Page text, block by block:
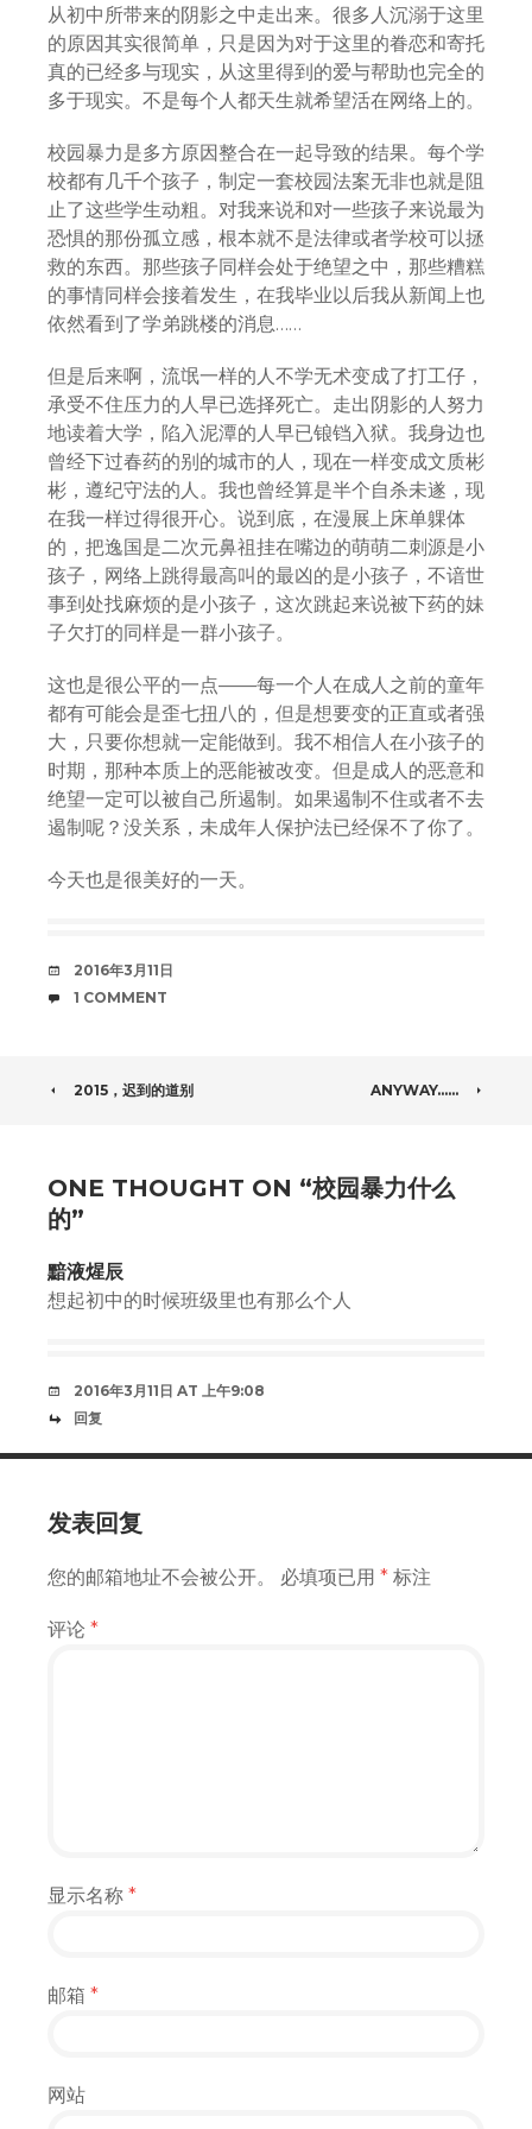
从初中所带来的阴影之中走出来。很多人沉溺于这里
的原因其实很简单，只是因为对于这里的眷恋和寄托
真的已经多与现实，从这里得到的爱与帮助也完全的
多于现实。不是每个人都天生就希望活在网络上的。
校园暴力是多方原因整合在一起导致的结果。每个学
校都有几千个孩子，制定一套校园法案无非也就是阻
止了这些学生动粗。对我来说和对一些孩子来说最为
恐惧的那份孤立感，根本就不是法律或者学校可以拯
救的东西。那些孩子同样会处于绝望之中，那些糟糕
的事情同样会接着发生，在我毕业以后我从新闻上也
依然看到了学弟跳楼的消息……
但是后来啊，流氓一样的人不学无术变成了打工仔，
承受不住压力的人早已选择死亡。走出阴影的人努力
地读着大学，陷入泥潭的人早已锒铛入狱。我身边也
曾经下过春药的别的城市的人，现在一样变成文质彬
彬，遵纪守法的人。我也曾经算是半个自杀未遂，现
在我一样过得很开心。说到底，在漫展上床单躶体
的，把逸国是二次元鼻祖挂在嘴边的萌萌二刺源是小
孩子，网络上跳得最高叫的最凶的是小孩子，不谙世
事到处找麻烦的是小孩子，这次跳起来说被下药的妹
子欠打的同样是一群小孩子。
这也是很公平的一点——每一个人在成人之前的童年
都有可能会是歪七扭八的，但是想要变的正直或者强
大，只要你想就一定能做到。我不相信人在小孩子的
时期，那种本质上的恶能被改变。但是成人的恶意和
绝望一定可以被自己所遏制。如果遏制不住或者不去
遏制呢？没关系，未成年人保护法已经保不了你了。
今天也是很美好的一天。
DATE
2016年3月11日
COMMENTS
1 COMMENT
POST
2015，迟到的道别 ANYWAY……
ONE THOUGHT ON “校园暴力什么
的”
黯液煋辰
想起初中的时候班级里也有那么个人
2016年3月11日 AT 上午9:08
回复
发表回复
您的邮箱地址不会被公开。 必填项已用 * 标注
评论 *
显示名称 *
邮箱 *
网站